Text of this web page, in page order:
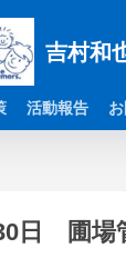
吉村和
活動報告
30日 圃場